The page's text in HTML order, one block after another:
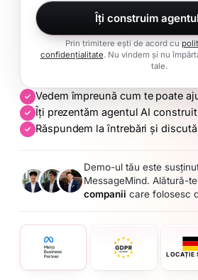
Vedem împreună cum te poate
Îți prezentăm agentul AI
Răspundem la întrebări și
Demo-ul tău este
MessageMind. Alătură-
companii care folosesc
LOCAȚIE
Îți construim
Prin trimitere ești de acord cu
confidențialitate. Nu vindem și nu
tale.